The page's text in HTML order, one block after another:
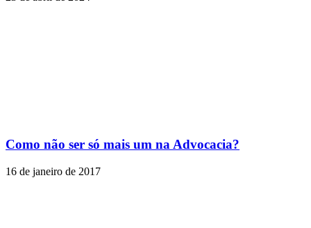
Como não ser só mais um na Advocacia?
16 de janeiro de 2017